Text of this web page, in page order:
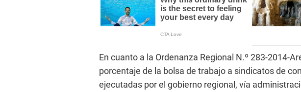
En cuanto a la Ordenanza Regional N.º 283-2014-
porcentaje de la bolsa de trabajo a sindicatos de
ejecutadas por el gobierno regional, vía